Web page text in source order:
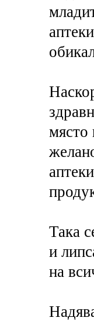
място
Така
и
на